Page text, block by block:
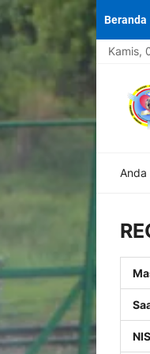
Beranda
Kamis,
datang di website sekolah
Anda